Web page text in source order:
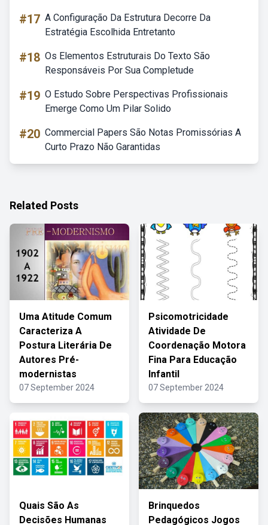
#17 A Configuração Da Estrutura Decorre Da
Estratégia Escolhida Entretanto
#18 Os Elementos Estruturais Do Texto São
Responsáveis Por Sua Completude
#19 O Estudo Sobre Perspectivas Profissionais
Emerge Como Um Pilar Solido
#20 Commercial Papers São Notas Promissórias A
Curto Prazo Não Garantidas
Related Posts
Uma Atitude Comum
Caracteriza A
Postura Literária De
Autores Pré-
modernistas
07 September 2024
Psicomotricidade
Atividade De
Coordenação Motora
Fina Para Educação
Infantil
07 September 2024
Quais São As
Decisões Humanas
Brinquedos
Pedagógicos Jogos